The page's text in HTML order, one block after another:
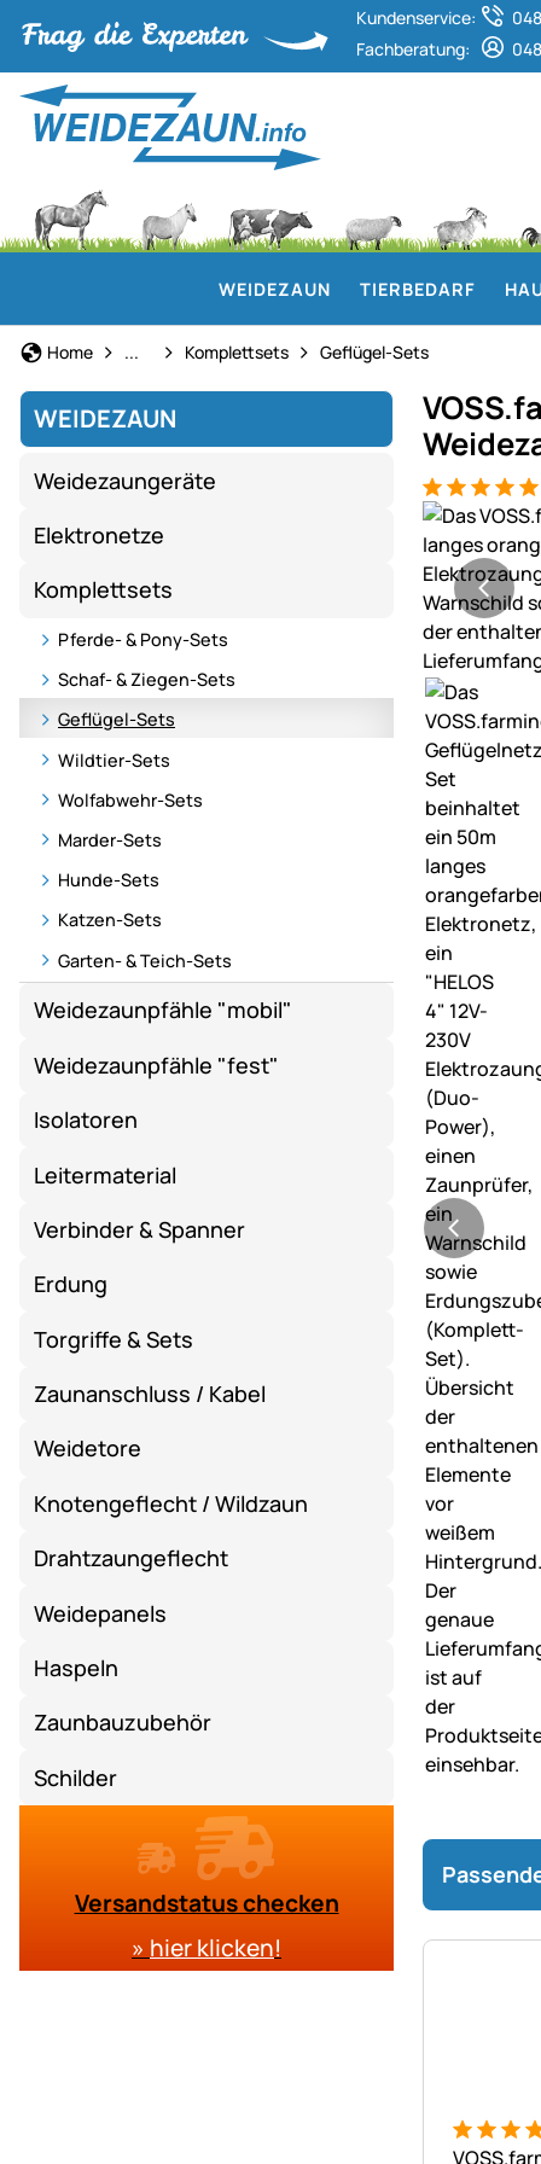
Kundenservice:
Fachberatung:
WEIDEZAUN TIERBEDARF
Home Weidezaun
... Komplettsets Geflügel-Sets
WEIDEZAUN
Weidezaungeräte
Elektronetze
Komplettsets
Pferde- & Pony-Sets
Schaf- & Ziegen-Sets
Geflügel-Sets
Wildtier-Sets
Wolfabwehr-Sets
Marder-Sets
Hunde-Sets
Katzen-Sets
Garten- & Teich-Sets
Weidezaunpfähle "mobil"
Weidezaunpfähle "fest"
Isolatoren
Leitermaterial
Verbinder & Spanner
Erdung
Torgriffe & Sets
Zaunanschluss / Kabel
Weidetore
Knotengeflecht / Wildzaun
Drahtzaungeflecht
Weidepanels
Haspeln
Zaunbauzubehör
Schilder
Versandstatus checken
» hier klicken!
Bewertung:
4
6